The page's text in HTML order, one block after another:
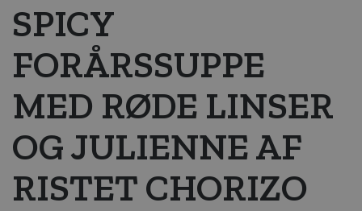
SPICY
FORÅRSSUPPE
MED RØDE LINSER
OG JULIENNE AF
RISTET CHORIZO